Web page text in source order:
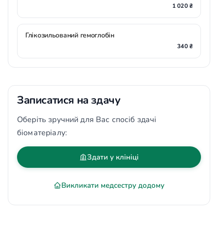
1 020 ₴
Глікозильований гемоглобін
340 ₴
Записатися на здачу
Оберіть зручний для Вас спосіб здачі
біоматеріалу:
Здати у клініці
Викликати медсестру додому